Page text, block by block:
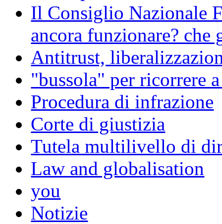
Il Consiglio Nazionale
ancora funzionare? che
Antitrust,
"bussola" per ricorrere
Procedura di infrazione
Corte di giustizia
Tutela multilivello di
Law and globalisation
you
Notizie